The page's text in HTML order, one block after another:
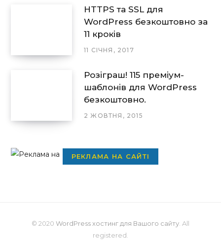
HTTPS та SSL для
WordPress безкоштовно за
11 кроків
11 СІЧНЯ, 2017
Розіграш! 115 преміум-
шаблонів для WordPress
безкоштовно.
2 ЖОВТНЯ, 2015
РЕКЛАМА НА САЙТІ
© 2020 WordPress хостинг для Вашого сайту . All
registered.